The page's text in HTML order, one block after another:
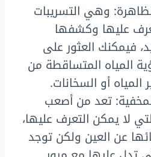
وهي التسريبات
عليها وكشفها
فيمكنك العثور على
المياه المتساقطة من
المياه أو السخانات.
تعد من أصعب
لا يمكن التعرف عليها،
عن العين ولكن توجد